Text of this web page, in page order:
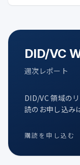
DID/VC
週次レポート
DID/VC 領域の
読のお申し込み
購読を申し込む